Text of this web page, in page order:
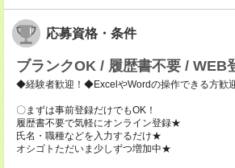
応募資格・条件
ブランクOK / 履歴書不要 / WEB
◆経験者歓迎！◆ExcelやWordの操作できる方歓
〇まずは事前登録だけでもOK！
履歴書不要で気軽にオンライン登録★
氏名・職種などを入力するだけ★
オシゴトただいま少しずつ増加中★